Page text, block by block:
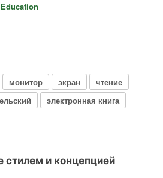
Education
монитор экран
чтение
электронная книга
стилем и концепцией